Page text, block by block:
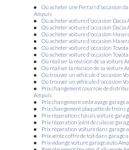
Garage automobile vous propose la vente
d'occasion à Saint-Clair-du-Rhône
occasions Mercedes GLC coupé
Où acheter une Ferrari d'occasion
Ampuis
Où acheter voiture d'occasion Dacia
Où acheter voiture d'occasion Dacia
Où acheter voiture d'occasion
Où acheter voiture d'occasion
Où acheter voiture d'occasion
Où acheter voiture d'occasion
Où réaliser la révision de sa voiture
Où réaliser la révision de sa voiture
Où trouver un véhicule d'occasion
Où trouver un véhicule d'occasion
Prix changement courroie de
Ampuis
Prix changement embrayage garage
Prix changement plaquette de freins
Prix réparation châssis voiture
Prix réparation joint de culasse
Prix réparation voiture dans garage
Prix vente coffre de toit dans garage
Prix vidange voiture garage auto